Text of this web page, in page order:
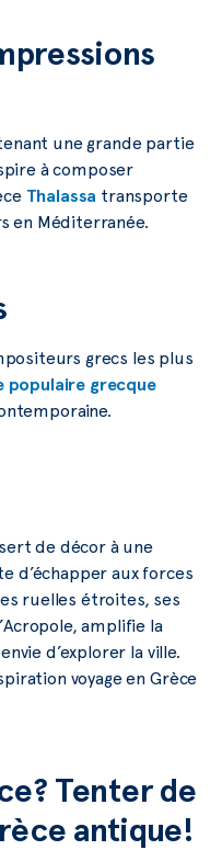
une grande partie
à composer
Thalassa transporte
en Méditerranée.
grecs les plus
populaire grecque
de décor à une
d’échapper aux forces
ruelles étroites, ses
amplifie la
d’explorer la ville.
voyage en Grèce
Tenter de
antique!